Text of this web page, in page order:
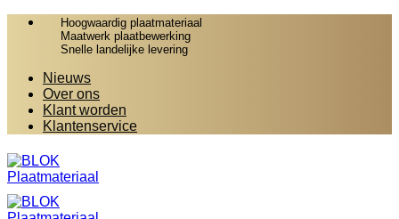
Hoogwaardig plaatmateriaal
Maatwerk plaatbewerking
Snelle landelijke levering
Nieuws
Over ons
Klant worden
Klantenservice